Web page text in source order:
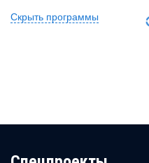
Скрыть программы